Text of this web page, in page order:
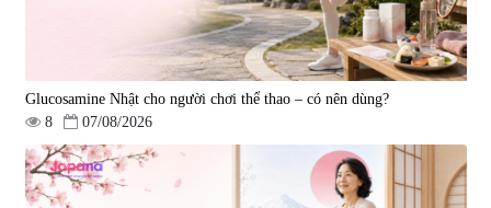
Viên uống hỗ trợ tăng cường
Viên uống chống lão hóa, tăng
Glucosamine Nhật cho người chơi thể thao – có nên dùng?
8
07/08/2026